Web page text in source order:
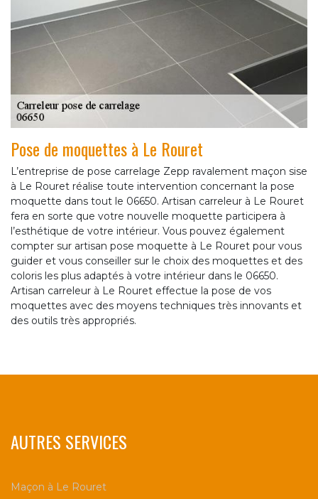
Pose de moquettes à Le Rouret
L’entreprise de pose carrelage Zepp ravalement maçon sise
à Le Rouret réalise toute intervention concernant la pose
moquette dans tout le 06650. Artisan carreleur à Le Rouret
fera en sorte que votre nouvelle moquette participera à
l’esthétique de votre intérieur. Vous pouvez également
compter sur artisan pose moquette à Le Rouret pour vous
guider et vous conseiller sur le choix des moquettes et des
coloris les plus adaptés à votre intérieur dans le 06650.
Artisan carreleur à Le Rouret effectue la pose de vos
moquettes avec des moyens techniques très innovants et
des outils très appropriés.
AUTRES SERVICES
Maçon à Le Rouret